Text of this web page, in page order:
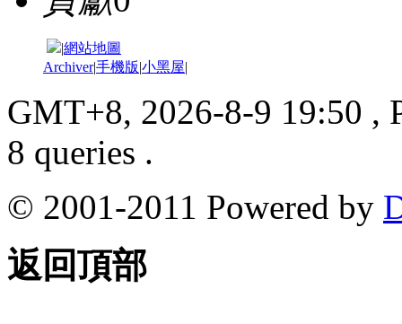
|網站地圖
Archiver|手機版|小黑屋|
GMT+8, 2026-8-9 19:50 ,
8 queries .
© 2001-2011 Powered by
返回頂部